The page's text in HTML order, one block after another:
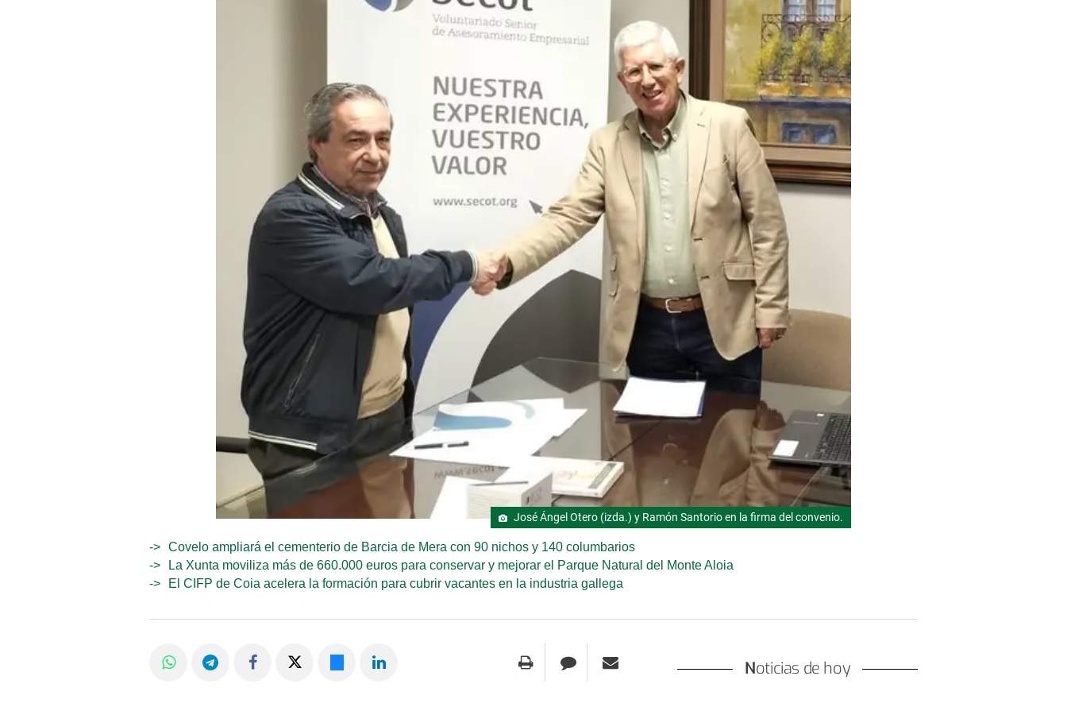
José Ángel Otero (izda.) y Ramón Santorio en la firma del convenio.
Covelo ampliará el cementerio de Barcia de Mera con 90 nichos y 140 columbarios
La Xunta moviliza más de 660.000 euros para conservar y mejorar el Parque Natural del Monte Aloia
El CIFP de Coia acelera la formación para cubrir vacantes en la industria gallega
Noticias de hoy